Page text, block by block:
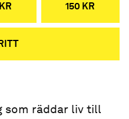
150 KR
som räddar liv till